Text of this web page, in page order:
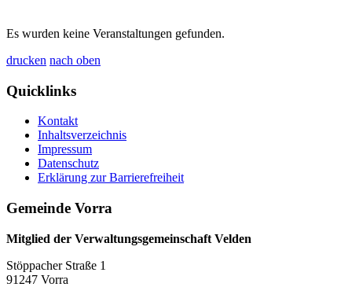
Es wurden keine Veranstaltungen gefunden.
drucken nach oben
Quicklinks
Kontakt
Inhaltsverzeichnis
Impressum
Datenschutz
Erklärung zur Barrierefreiheit
Gemeinde Vorra
Mitglied der Verwaltungsgemeinschaft Velden
Stöppacher Straße 1
91247 Vorra